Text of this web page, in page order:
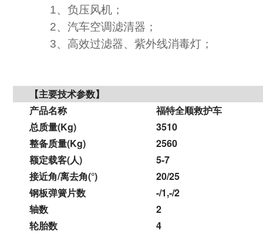
1、负压风机；
2、汽车空调滤清器；
3、高效过滤器、紫外线消毒灯；
【主要技术参数】
产品名称
福特全顺救护车
总质量(Kg)
3510
整备质量(Kg)
2560
额定载客(人)
5-7
接近角/离去角(°)
20/25
钢板弹簧片数
-/1,-/2
轴数
2
轮胎数
4